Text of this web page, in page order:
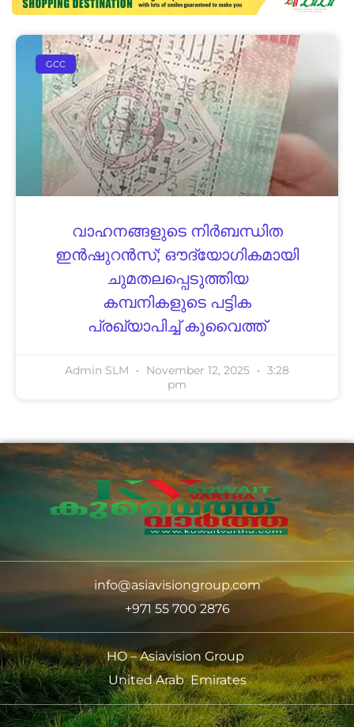
GCC
വാഹനങ്ങളുടെ നിർബന്ധിത
ഇൻഷുറൻസ്; ഔദ്യോഗികമായി
ചുമതലപ്പെടുത്തിയ
കമ്പനികളുടെ പട്ടിക
പ്രഖ്യാപിച്ച് കുവൈത്ത്
Admin SLM November 12, 2025
3:28
pm
info@asiavisiongroup.com
+971 55 700 2876
HO – Asiavision Group
United Arab Emirates